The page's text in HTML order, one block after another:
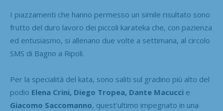
I piazzamenti che hanno permesso un simile risultato sono
frutto del duro lavoro dei piccoli karateka che, con pazienza
ed entusiasmo, si allenano due volte a settimana, al circolo
SMS di Bagno a Ripoli.
Per la specialità del kata, sono saliti sul gradino più alto del
podio Elena Crini, Diego Tropea, Dante Macucci e
Giacomo Saccomanno, quest’ultimo impegnato in una